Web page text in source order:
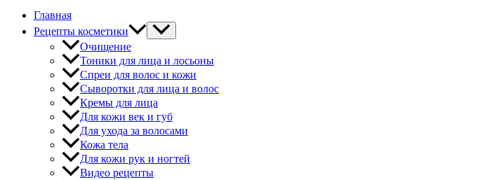
Главная
Рецепты косметики
Очищение
Тоники для лица и лосьоны
Спреи для волос и кожи
Сыворотки для лица и волос
Кремы для лица
Для кожи век и губ
Для ухода за волосами
Кожа тела
Для кожи рук и ногтей
Видео рецепты